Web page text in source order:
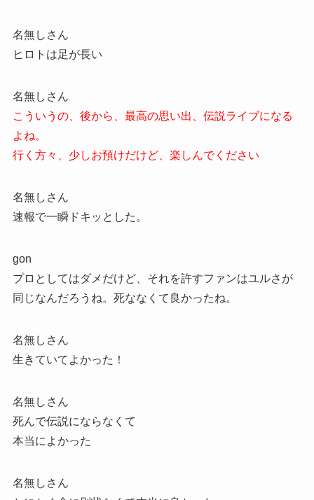
名無しさん
ヒロトは足が長い
名無しさん
こういうの、後から、最高の思い出、伝説ライブになる
よね。
行く方々、少しお預けだけど、楽しんでください
名無しさん
速報で一瞬ドキッとした。
gon
プロとしてはダメだけど、それを許すファンはユルさが
同じなんだろうね。死ななくて良かったね。
名無しさん
生きていてよかった！
名無しさん
死んで伝説にならなくて
本当によかった
名無しさん